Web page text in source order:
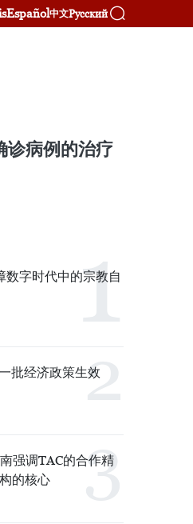
Español中文Русский
诊病例的治疗
数字时代中的宗教自
批经济政策生效
强调TAC的合作精
的核心